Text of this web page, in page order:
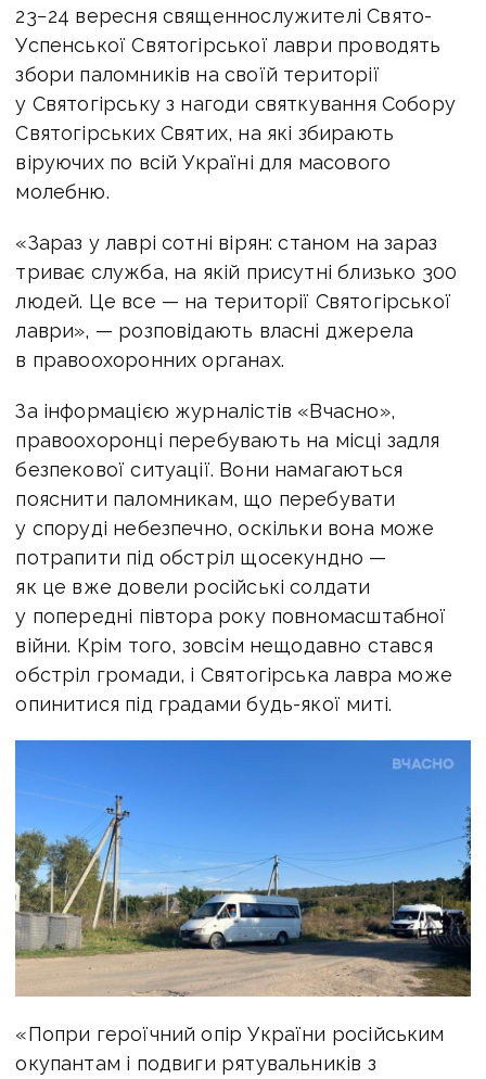
23−24 вересня священнослужителі Свято-
Успенської Святогірської лаври проводять
збори паломників на своїй території
у Святогірську з нагоди святкування Собору
Святогірських Святих, на які збирають
віруючих по всій Україні для масового
молебню.
«Зараз у лаврі сотні вірян: станом на зараз
триває служба, на якій присутні близько 300
людей. Це все — на території Святогірської
лаври», — розповідають власні джерела
в правоохоронних органах.
За інформацією журналістів «Вчасно»,
правоохоронці перебувають на місці задля
безпекової ситуації. Вони намагаються
пояснити паломникам, що перебувати
у споруді небезпечно, оскільки вона може
потрапити під обстріл щосекундно —
як це вже довели російські солдати
у попередні півтора року повномасштабної
війни. Крім того, зовсім нещодавно стався
обстріл громади, і Святогірська лавра може
опинитися під градами будь-якої миті.
«Попри героїчний опір України російським
окупантам і подвиги рятувальників з